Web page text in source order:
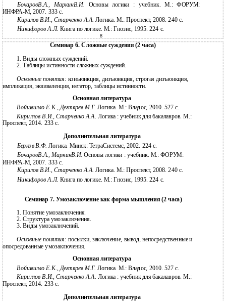
БочаровВ.А., МаркинВ.И. Основы логики : учебник. М.: ФОРУМ:
ИНФРА-М, 2007. 333 с.
Кирилов В.И., Старченко А.А.Логика. М.: Проспект, 2008. 240 с.
Никифоров А.Л. Книга по логике. М.: Гнозис, 1995. 224 с.
8
Семинар 6. Сложные суждения (2 часа)
1. Виды сложных суждений.
2. Таблицы истинности сложных суждений.
Основные понятия: конъюнкция, дизъюнкция, строгая дизъюнкция,
импликация, эквиваленция, негатор, таблицы истинности.
Основная литература
Войшвилло Е.К., Дегтярев М.Г.Логика. М.: Владос, 2010. 527 c.
Кириллов В.И., Старченко А.А. Логика : учебник для бакалавров. М.:
Проспект, 2014. 233 с.
Дополнительная литература
Берков В.Ф.Логика. Минск: ТетраСистемс, 2002. 224 с.
БочаровВ.А., МаркинВ.И.Основы логики : учебник. М.: ФОРУМ:
ИНФРА-М, 2007. 333 с.
Кирилов В.И., Старченко А.А.Логика. М.: Проспект, 2008. 240 с.
Никифоров А.Л. Книга по логике. М.: Гнозис, 1995. 224 с.
Семинар 7. Умозаключение как форма мышления (2 часа)
1. Понятие умозаключения.
2. Структура умозаключения.
3. Виды умозаключений.
Основные понятия: посылки, заключение, вывод, непосредственные и
опосредованные умозаключения.
Основная литература
Войшвилло Е.К., Дегтярев М.Г.Логика. М.: Владос, 2010. 527 c.
Кириллов В.И., Старченко А.А. Логика : учебник для бакалавров. М.:
Проспект, 2014. 233 с.
Дополнительная литература